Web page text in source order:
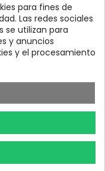
nuestra App
Todo el vino a tu
alcance
para fines de
Las redes sociales
se utilizan para
y anuncios
y el procesamiento